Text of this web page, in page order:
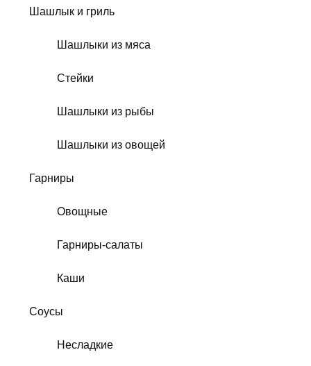
Шашлык и гриль
Шашлыки из мяса
Стейки
Шашлыки из рыбы
Шашлыки из овощей
Гарниры
Овощные
Гарниры-салаты
Каши
Соусы
Несладкие